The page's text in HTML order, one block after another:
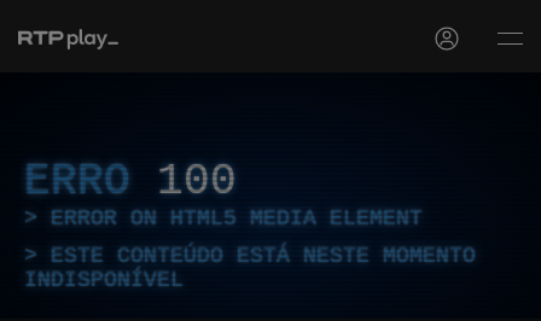
ERRO 100
ERROR ON HTML5 MEDIA ELEMENT
ESTE CONTEÚDO ESTÁ NESTE MOMENTO
INDISPONÍVEL